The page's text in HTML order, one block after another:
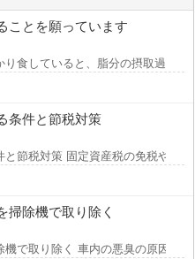
ことを願っています
り食していると、脂分の摂取過多と
条件と節税対策
と節税対策 固定資産税の免税や減
掃除機で取り除く
で取り除く 車内の悪臭の原因を